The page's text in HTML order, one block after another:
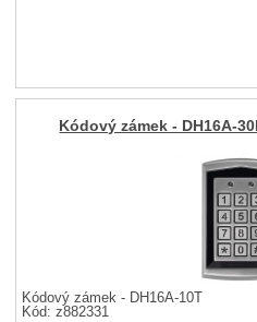
Kódový zámek - DH16A-
Kódový zámek - DH16A-10T
Kód: z882331